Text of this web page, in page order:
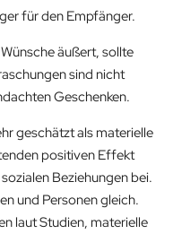
für den Empfänger.
äußert, sollte
sind nicht
Geschenken.
geschätzt als materielle
positiven Effekt
Beziehungen bei.
und Personen gleich.
laut Studien, materielle